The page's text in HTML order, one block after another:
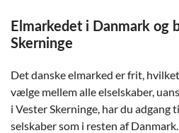
Elmarkedet i Danmark og
Skerninge
Det danske elmarked er frit,
vælge mellem alle elselskaber,
i Vester Skerninge, har du adgang
selskaber som i resten af